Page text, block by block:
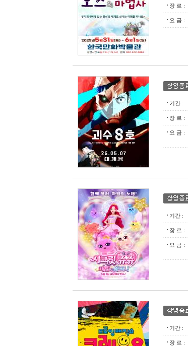
장 르 :
요 금 :
기간 :
장 르 :
요 금 :
기간 :
장 르 :
요 금 :
기간 :
장 르 :